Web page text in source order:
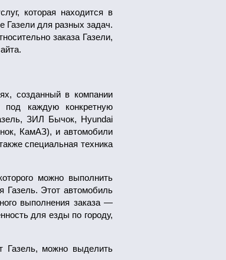
которая находится в
Газели для разных задач.
заказа Газели,
созданный в компании
под каждую конкретную
ЗИЛ Бычок, Hyundai
КамАЗ), и автомобили
специальная техника
можно выполнить
Газель. Этот автомобиль
выполнения заказа —
для езды по городу,
Газель, можно выделить